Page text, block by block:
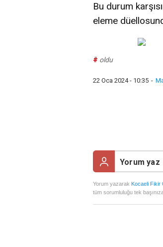
Bu durum
eleme
# oldu
22 Oca 2024 - 10:35 -
Yorum yazarak Kocaeli Fikir
tüm sorumluluğu tek